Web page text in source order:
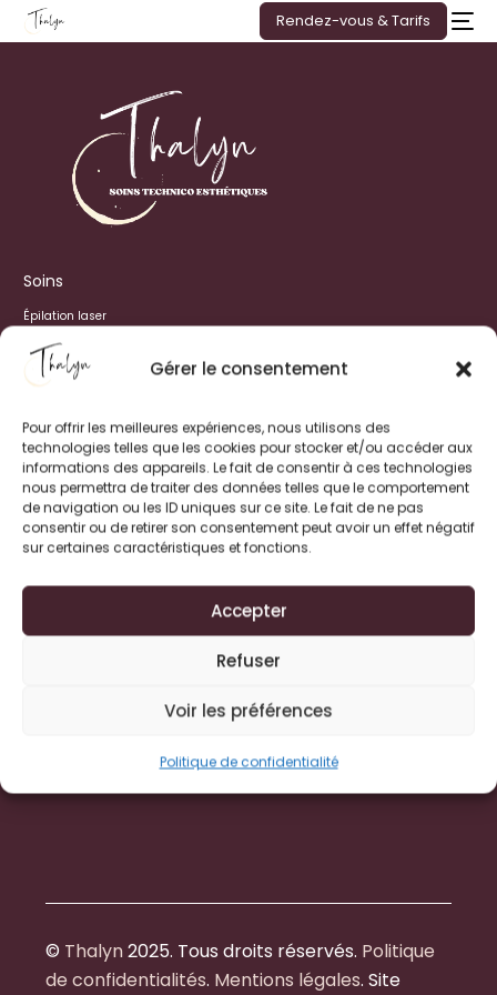
Gérer le consentement
Pour offrir les meilleures expériences, nous utilisons des
technologies telles que les cookies pour stocker et/ou accéder aux
informations des appareils. Le fait de consentir à ces technologies
nous permettra de traiter des données telles que le comportement
de navigation ou les ID uniques sur ce site. Le fait de ne pas
consentir ou de retirer son consentement peut avoir un effet négatif
sur certaines caractéristiques et fonctions.
Accepter
Refuser
Voir les préférences
Politique de confidentialité
Rendez-vous & Tarifs
Soins
Épilation laser
Drainage brésilien
Drainage lymphatique
Contact
60 Chem. des Chardonnières
69400 Porte des Pierres Dorées
ronzonchrystelle@gmail.com
06 21 82 87 47
De 9h00 à 18h30
© Thalyn2025. Tous droits réservés. Politique
de confidentialités. Mentions légales. Site